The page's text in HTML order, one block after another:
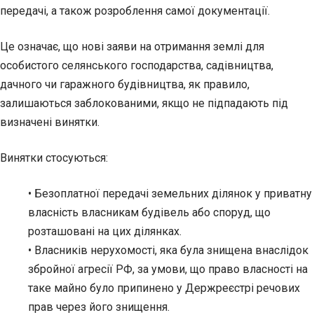
передачі, а також розроблення самої документації.
Це означає, що нові заяви на отримання землі для
особистого селянського господарства, садівництва,
дачного чи гаражного будівництва, як правило,
залишаються заблокованими, якщо не підпадають під
визначені винятки.
Винятки стосуються:
• Безоплатної передачі земельних ділянок у приватну
власність власникам будівель або споруд, що
розташовані на цих ділянках.
• Власників нерухомості, яка була знищена внаслідок
збройної агресії РФ, за умови, що право власності на
таке майно було припинено у Держреєстрі речових
прав через його знищення.